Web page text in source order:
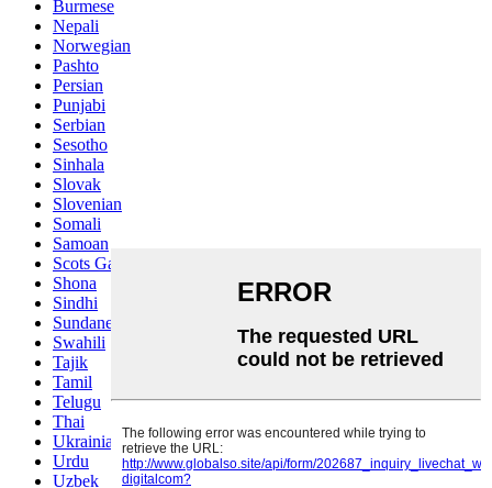
Burmese
Nepali
Norwegian
Pashto
Persian
Punjabi
Serbian
Sesotho
Sinhala
Slovak
Slovenian
Somali
Samoan
Scots Gaelic
Shona
Sindhi
Sundanese
Swahili
Tajik
Tamil
Telugu
Thai
Ukrainian
Urdu
Uzbek